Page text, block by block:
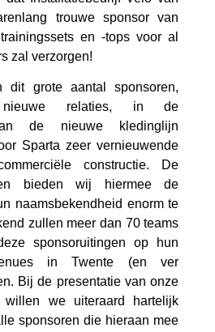
trouwesponsor van
en -tops voor al
zal verzorgen!
dit grote aantal sponsoren,
relaties, in de
de nieuwe kledinglijn
Sparta zeer vernieuwende
constructie. De
bieden wij hiermee de
naamsbekendheid enorm te
zullen meer dan 70 teams
sponsoruitingen op hun
in Twente (en ver
Bij de presentatie van onze
willen we uiteraard hartelijk
sponsoren die hieraan mee